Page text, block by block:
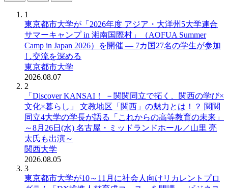
1
東京都市大学が「2026年度 アジア・大洋州5大学連合
サマーキャンプ in 湘南国際村」（AOFUA Summer
Camp in Japan 2026）を開催 ― 7カ国27名の学生が参加
し交流を深める
東京都市大学
2026.08.07
2
「Discover KANSAI！ －関関同立で拓く、関西の学び×
文化×暮らし」 文教地区「関西」の魅力とは！？ 関関
同立4大学の学長が語る「これからの高等教育の未来」
～8月26日(水) 名古屋・ミッドランドホール／山里 亮
太氏も出演～
関西大学
2026.08.05
3
東京都市大学が10～11月に社会人向けリカレントプロ